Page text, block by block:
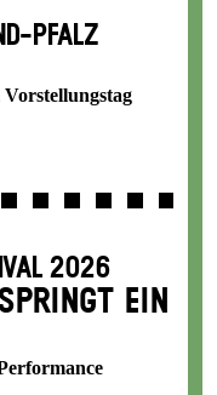
PFALZ
2026
EIN